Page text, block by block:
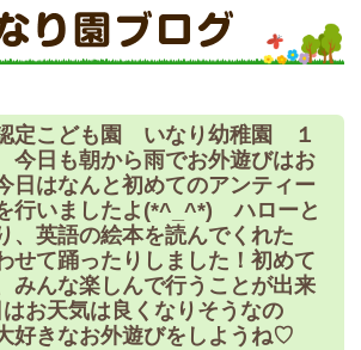
定こども園 いなり幼稚園 １
日も朝から雨でお外遊びはお
日はなんと初めてのアンティー
行いましたよ(*^_^*) ハローと
、英語の絵本を読んでくれた
せて踊ったりしました！初めて
みんな楽しんで行うことが出来
お天気は良くなりそうなの
好きなお外遊びをしようね♡